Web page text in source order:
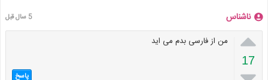
ناشناس 5 سال قبل

17
من از فارسی بدم می اید
پاسخ